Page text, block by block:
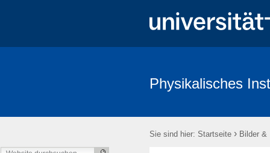
Physikalisches
Sie sind hier: Startseite › Bilder &